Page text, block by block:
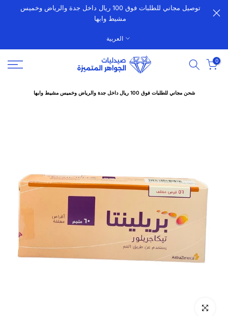
الانتقالتوصيل مجاني للطلبات فوق 100 ريال داخل جدة والرياض وخميس
مشيط وابها
العربية
0
شحن مجاني للطلبات فوق 100 ريال داخل جدة والرياض وخميس مشيط وابها
انقر للتكبير